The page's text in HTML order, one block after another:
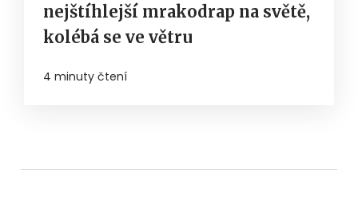
nejštíhlejší mrakodrap na světě,
kolébá se ve větru
4 minuty čtení